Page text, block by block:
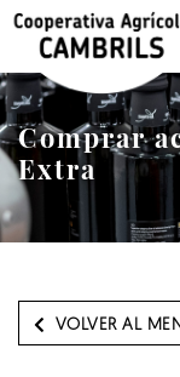
Comprar
Extra
VOLVER AL